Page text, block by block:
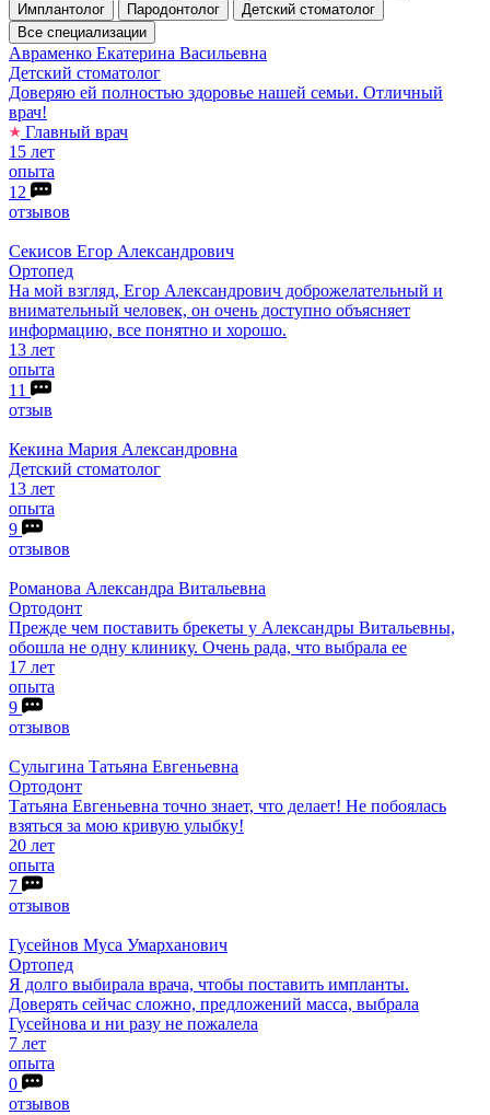
Имплантолог
Пародонтолог
Детский стоматолог
Все специализации
Авраменко Екатерина Васильевна
Детский стоматолог
Доверяю ей полностью здоровье нашей семьи. Отличный
врач!
Главный врач
15 лет
опыта
12
отзывов
Секисов Егор Александрович
Ортопед
На мой взгляд, Егор Александрович доброжелательный и
внимательный человек, он очень доступно объясняет
информацию, все понятно и хорошо.
13 лет
опыта
11
отзыв
Кекина Мария Александровна
Детский стоматолог
13 лет
опыта
9
отзывов
Романова Александра Витальевна
Ортодонт
Прежде чем поставить брекеты у Александры Витальевны,
обошла не одну клинику. Очень рада, что выбрала ее
17 лет
опыта
9
отзывов
Сулыгина Татьяна Евгеньевна
Ортодонт
Татьяна Евгеньевна точно знает, что делает! Не побоялась
взяться за мою кривую улыбку!
20 лет
опыта
7
отзывов
Гусейнов Муса Умарханович
Ортопед
Я долго выбирала врача, чтобы поставить импланты.
Доверять сейчас сложно, предложений масса, выбрала
Гусейнова и ни разу не пожалела
7 лет
опыта
0
отзывов